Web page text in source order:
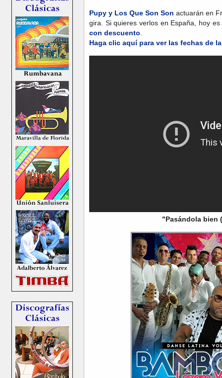
Pupy y Los Que Son Son actuarán en
gira. Si quieres verlos en España, hoy
con descuento
Haga clic aquí para ver las fechas de
"Pasándola bien